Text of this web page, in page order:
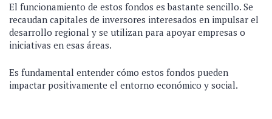
El funcionamiento de estos fondos es bastante sencillo. Se
recaudan capitales de inversores interesados en impulsar el
desarrollo regional y se utilizan para apoyar empresas o
iniciativas en esas áreas.
Es fundamental entender cómo estos fondos pueden
impactar positivamente el entorno económico y social.